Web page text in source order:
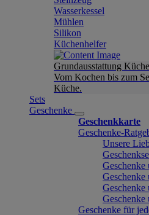
Wasserkessel
Mühlen
Silikon
Küchenhelfer
Grundausstattung Küche
Vom Kochen bis zum
Küche.
Sets
Geschenke
Geschenkkarte
Geschenke-
Unsere
Geschenke
Geschenke
Geschenke
Geschenke
Geschenke für